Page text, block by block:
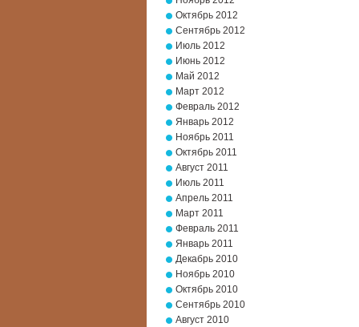
Октябрь 2012
Сентябрь 2012
Июль 2012
Июнь 2012
Май 2012
Март 2012
Февраль 2012
Январь 2012
Ноябрь 2011
Октябрь 2011
Август 2011
Июль 2011
Апрель 2011
Март 2011
Февраль 2011
Январь 2011
Декабрь 2010
Ноябрь 2010
Октябрь 2010
Сентябрь 2010
Август 2010